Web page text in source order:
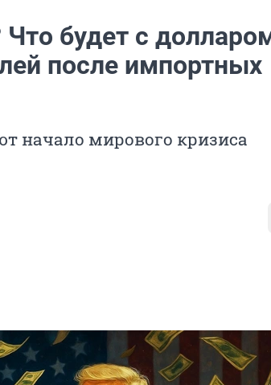
будет с
после импортных
начало мирового кризиса